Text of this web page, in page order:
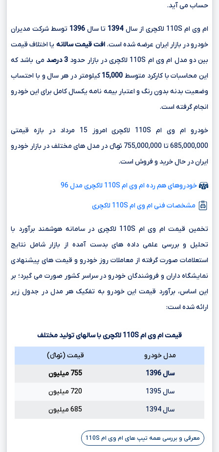
حساب می آید.
ام وی ام 110S لاکچری از سال 1394 تا سال 1396 توسط شرکت مدیران
خودرو در بازار ایران عرضه شده است.افت قیمت سالانه یا اختلاف قیمت
بین دو مدل ام وی ام 110S لاکچری در بازار حدود
3 درصد
می باشد که
این محاسبات با کارکرد متوسط 15,000 کیلومتر در هر سال و با احتساب
وضعیت بدنه بدون رنگ و اعتبار بیمه نامه یکسال کامل برای این خودرو
انجام گرفته است.
خودرو ام وی ام 110S لاکچری امروز 15 مرداد در بازه قیمتی
685,000,000 تا 755,000,000 تومانءءء در مدل های مختلف در بازار خودرو
ایران در حال خرید و فروش است.
خودروهای هم رده ام وی ام 110S لاکچری مدل 96
مشخصات فنی ام وی ام 110S لاکچری
تخمین قیمت ام وی ام 110S لاکچری در سامانه هوشمند برآورد با
تحلیل و بررسی علمی داده های بدست آمده از بازار شامل نتایج
استعلامات صورت گرفته از معاملات روز خودرو و قیمت های پیشنهادی
نمایشگاه داران و فروشندگان خودرو در سراسر کشور صورت می گیرد؛ بر
این اساس، برآورد قیمت این خودرو به تفکیک هر مدل در جدول زیر
ارائه شده است:
قیمت ام وی ام110S لاکچری با سالهای تولید مختلف
مدل خودرو
قیمت (تومانءءء)
سال 1396
755 میلیون
سال 1395
720 میلیون
سال 1394
685 میلیون
معرفی و بررسی همه تیپ های ام وی ام 110S